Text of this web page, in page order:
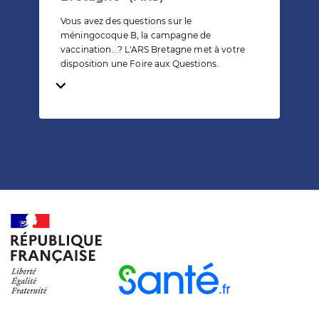
Vous avez des questions sur le
méningocoque B, la campagne de
vaccination...? L'ARS Bretagne met à votre
disposition une Foire aux Questions.
Temps de lecture